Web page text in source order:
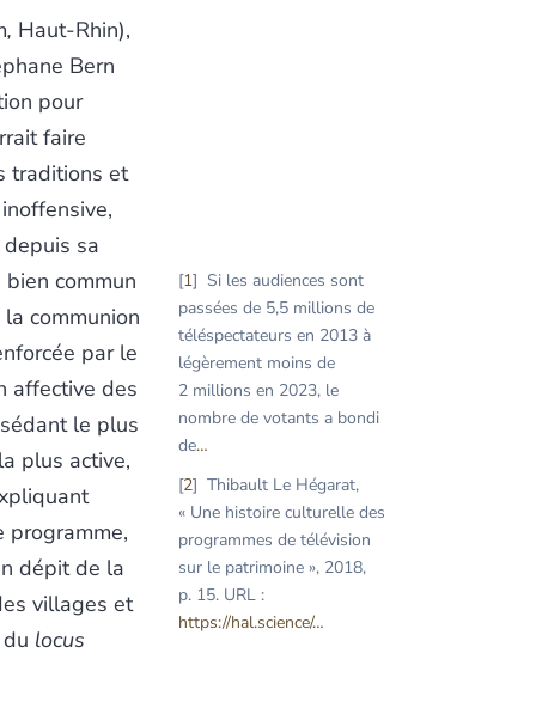
, Haut-Rhin),
Bern
pour
faire
traditions et
depuis sa
commun
communion
par le
affective des
le plus
plus active,
programme,
dépit de la
villages et
du locus
1
Si les audiences sont
passées de 5,5 millions de
téléspectateurs en 2013 à
légèrement moins de
2 millions en 2023, le
nombre de votants a bondi
de…
2
Thibault Le Hégarat,
« Une histoire culturelle des
programmes de télévision
sur le patrimoine », 2018,
p. 15. URL :
https://hal.science/…